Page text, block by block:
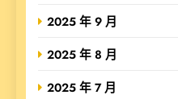
2025 年 9 月
2025 年 8 月
2025 年 7 月